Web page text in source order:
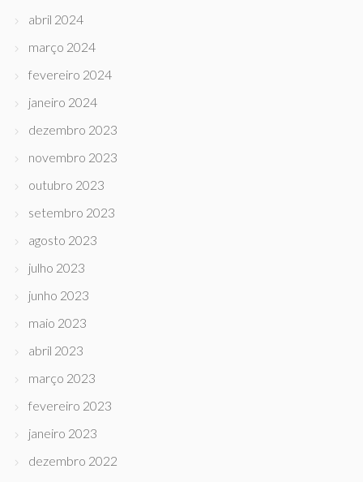
abril 2024
março 2024
fevereiro 2024
janeiro 2024
dezembro 2023
novembro 2023
outubro 2023
setembro 2023
agosto 2023
julho 2023
junho 2023
maio 2023
abril 2023
março 2023
fevereiro 2023
janeiro 2023
dezembro 2022